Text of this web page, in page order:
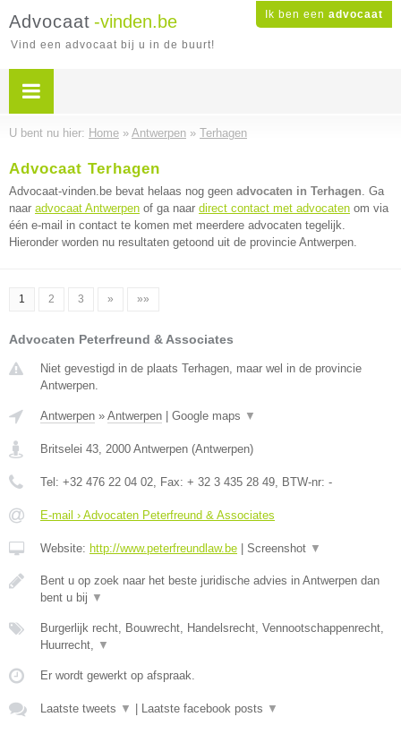
Ik ben een advocaat
Advocaat -vinden.be
Vind een advocaat bij u in de buurt!
U bent nu hier: Home » Antwerpen » Terhagen
Advocaat Terhagen
Advocaat-vinden.be bevat helaas nog geen advocaten in Terhagen. Ga
naar advocaat Antwerpen of ga naar direct contact met advocaten om via
één e-mail in contact te komen met meerdere advocaten tegelijk.
Hieronder worden nu resultaten getoond uit de provincie Antwerpen.
1 2 3 » »»
Advocaten Peterfreund & Associates
Niet gevestigd in de plaats Terhagen, maar wel in de provincie
Antwerpen.
Antwerpen » Antwerpen Google maps ▼
Britselei 43, 2000 Antwerpen (Antwerpen)
Tel: +32 476 22 04 02, Fax: + 32 3 435 28 49, BTW-nr: -
E-mail › Advocaten Peterfreund & Associates
Website: http://www.peterfreundlaw.be Screenshot ▼
Bent u op zoek naar het beste juridische advies in Antwerpen dan
bent u bij ▼
Burgerlijk recht, Bouwrecht, Handelsrecht, Vennootschappenrecht,
Huurrecht, ▼
Er wordt gewerkt op afspraak.
Laatste tweets ▼ Laatste facebook posts ▼